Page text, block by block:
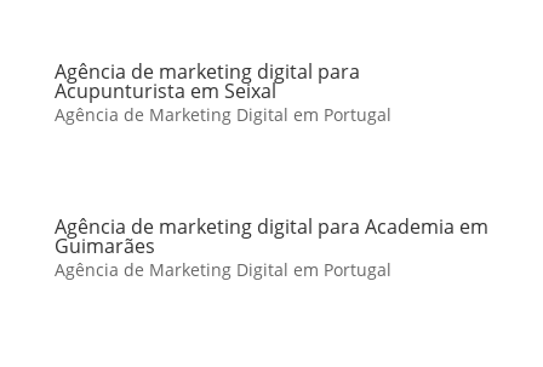
Agência de marketing digital para
Acupunturista em Seixal
Agência de Marketing Digital em Portugal
Agência de marketing digital para Academia em
Guimarães
Agência de Marketing Digital em Portugal